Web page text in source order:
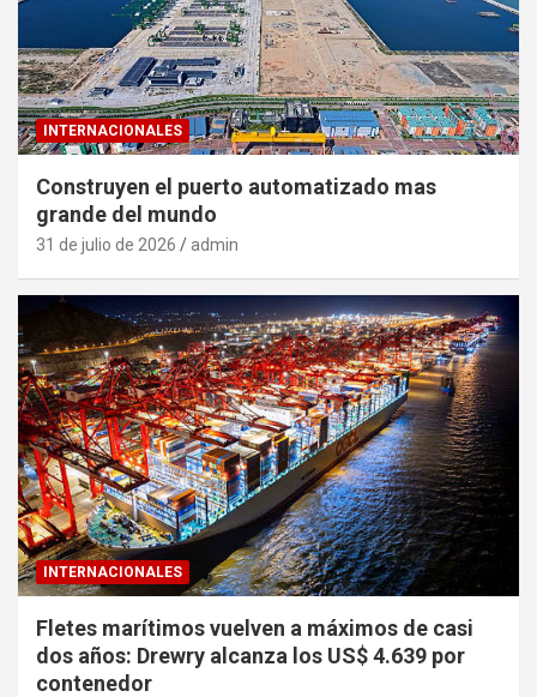
INTERNACIONALES
Construyen el puerto automatizado mas
grande del mundo
31 de julio de 2026 admin
INTERNACIONALES
Fletes marítimos vuelven a máximos de casi
dos años: Drewry alcanza los US$ 4.639 por
contenedor